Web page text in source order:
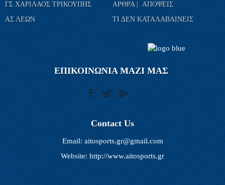
ΓΣ ΧΑΡΙΛΑΟΣ ΤΡΙΚΟΥΠΗΣ
ΑΣ ΛΕΩΝ
ΑΡΘΡΑ | ΑΠΟΨΕΙΣ
ΤΙ ΔΕΝ ΚΑΤΑΛΑΒΑΙΝΕΙΣ
ΕΠΙΚΟΙΝΩΝΙΑ ΜΑΖΙ ΜΑΣ
Contact Us
Email: aitosports.gr@gmail.com
Website: http://www.aitosports.gr